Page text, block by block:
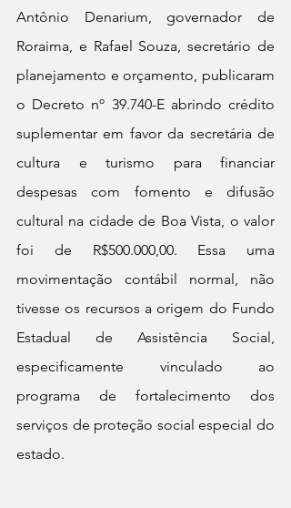
Antônio Denarium, governador de
Roraima, e Rafael Souza, secretário de
planejamento e orçamento, publicaram
o Decreto nº 39.740-E abrindo crédito
suplementar em favor da secretária de
cultura e turismo para financiar
despesas com fomento e difusão
cultural na cidade de Boa Vista, o valor
foi de R$500.000,00. Essa uma
movimentação contábil normal, não
tivesse os recursos a origem do Fundo
Estadual de Assistência Social,
especificamente vinculado ao
programa de fortalecimento dos
serviços de proteção social especial do
estado.